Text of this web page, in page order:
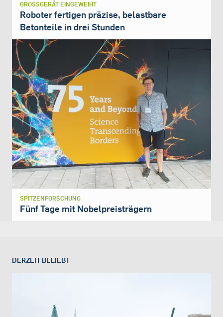
GROSSGERÄT EINGEWEIHT
Roboter fertigen präzise, belastbare
Betonteile in drei Stunden
SPITZENFORSCHUNG
Fünf Tage mit Nobelpreisträgern
DERZEIT BELIEBT